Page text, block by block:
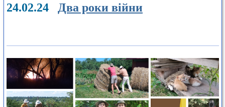
24.02.24 Два роки війни